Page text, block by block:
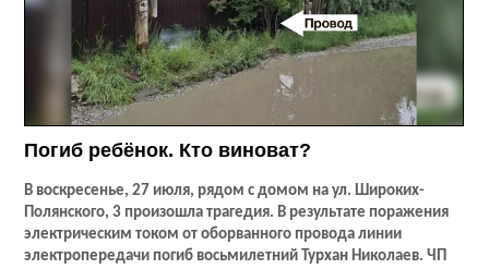
Погиб ребёнок. Кто виноват?
В воскресенье, 27 июля, рядом с домом на ул. Широких-
Полянского, 3 произошла трагедия. В результате поражения
электрическим током от оборванного провода линии
электропередачи погиб восьмилетний Турхан Николаев. ЧП